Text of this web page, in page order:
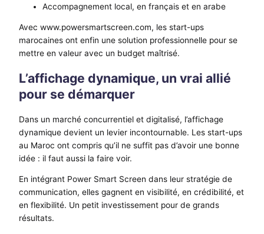
Accompagnement local, en français et en arabe
Avec www.powersmartscreen.com, les start-ups
marocaines ont enfin une solution professionnelle pour se
mettre en valeur avec un budget maîtrisé.
L’affichage dynamique, un vrai allié
pour se démarquer
Dans un marché concurrentiel et digitalisé, l’affichage
dynamique devient un levier incontournable. Les start-ups
au Maroc ont compris qu’il ne suffit pas d’avoir une bonne
idée : il faut aussi la faire voir.
En intégrant Power Smart Screen dans leur stratégie de
communication, elles gagnent en visibilité, en crédibilité, et
en flexibilité. Un petit investissement pour de grands
résultats.